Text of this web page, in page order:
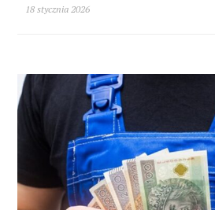
18 stycznia 2026